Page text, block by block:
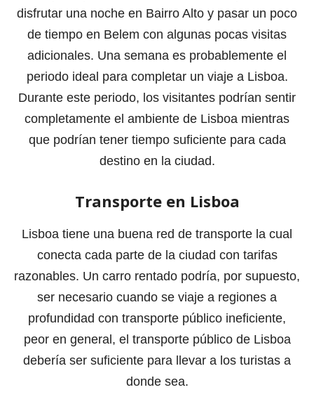
disfrutar una noche en Bairro Alto y pasar un poco
de tiempo en Belem con algunas pocas visitas
adicionales. Una semana es probablemente el
periodo ideal para completar un viaje a Lisboa.
Durante este periodo, los visitantes podrían sentir
completamente el ambiente de Lisboa mientras
que podrían tener tiempo suficiente para cada
destino en la ciudad.
Transporte en Lisboa
Lisboa tiene una buena red de transporte la cual
conecta cada parte de la ciudad con tarifas
razonables. Un carro rentado podría, por supuesto,
ser necesario cuando se viaje a regiones a
profundidad con transporte público ineficiente,
peor en general, el transporte público de Lisboa
debería ser suficiente para llevar a los turistas a
donde sea.